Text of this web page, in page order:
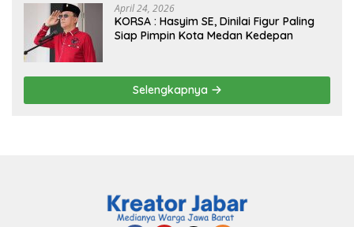
April 24, 2026
KORSA : Hasyim SE, Dinilai Figur Paling
Siap Pimpin Kota Medan Kedepan
Selengkapnya